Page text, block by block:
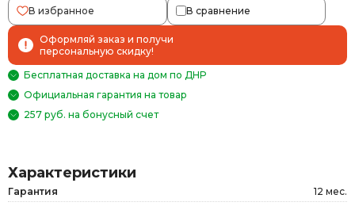
В избранное В сравнение
Оформляй заказ и получи
персональную скидку!
Бесплатная доставка на дом по ДНР
Официальная гарантия на товар
257 руб. на бонусный счет
Характеристики
Гарантия 12 мес.